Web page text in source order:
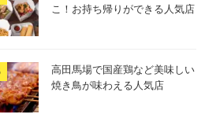
こ！お持ち帰りができる人気店
高田馬場で国産鶏など美味しい
焼き鳥が味わえる人気店